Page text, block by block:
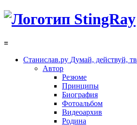
≡
Станислав.ру Думай, действуй,
Автор
Резюме
Принципы
Биография
Фотоальбом
Видеоархив
Родина